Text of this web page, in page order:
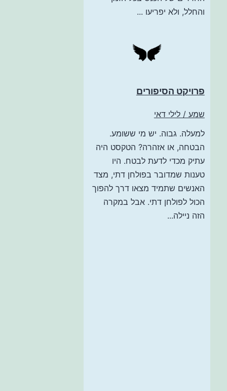
והחלל, ולא יפריעו ...
פרויקט הסיפורים
שמע / לילי דאי
למעלה. גבוה. יש מי ששומע.
הבטחה, או אזהרה? הטקסט היה
עתיק מכדי לדעת לבטח. היו
טענות שמדובר בפולחן דתי, מצד
האנשים שתמיד מצאו דרך להפוך
הכול לפולחן דתי. אבל במקרה
הזה ניילה...